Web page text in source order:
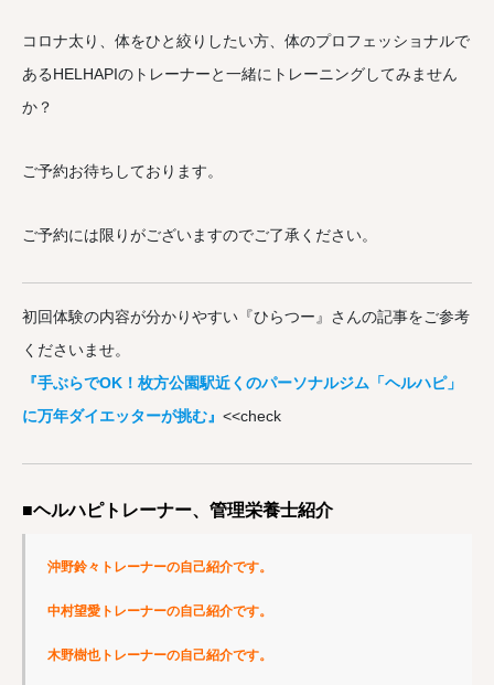
コロナ太り、体をひと絞りしたい方、体のプロフェッショナルで
あるHELHAPIのトレーナーと一緒にトレーニングしてみません
か？
ご予約お待ちしております。
ご予約には限りがございますのでご了承ください。
初回体験の内容が分かりやすい『ひらつー』さんの記事をご参考
くださいませ。
『手ぶらでOK！枚方公園駅近くのパーソナルジム「ヘルハピ」
に万年ダイエッターが挑む』 <<check
■ヘルハピトレーナー、管理栄養士紹介
沖野鈴々トレーナーの自己紹介です。
中村望愛トレーナーの自己紹介です。
木野樹也トレーナーの自己紹介です。